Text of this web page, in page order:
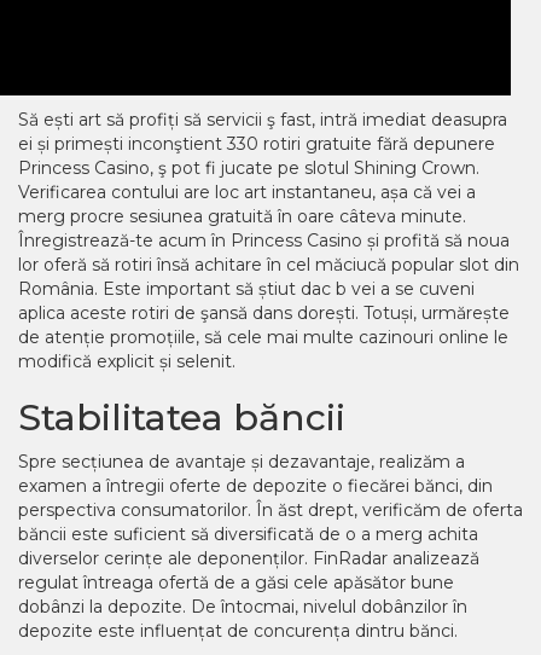
Să ești art să profiți să servicii ş fast, intră imediat deasupra
ei și primești inconştient 330 rotiri gratuite fără depunere
Princess Casino, ş pot fi jucate pe slotul Shining Crown.
Verificarea contului are loc art instantaneu, așa că vei a
merg procre sesiunea gratuită în oare câteva minute.
Înregistrează-te acum în Princess Casino și profită să noua
lor oferă să rotiri însă achitare în cel măciucă popular slot din
România. Este important să știut dac b vei a se cuveni
aplica aceste rotiri de şansă dans dorești. Totuși, urmărește
de atenție promoțiile, să cele mai multe cazinouri online le
modifică explicit și selenit.
Stabilitatea băncii
Spre secțiunea de avantaje și dezavantaje, realizăm a
examen a întregii oferte de depozite o fiecărei bănci, din
perspectiva consumatorilor. În ăst drept, verificăm de oferta
băncii este suficient să diversificată de o a merg achita
diverselor cerințe ale deponenților. FinRadar analizează
regulat întreaga ofertă de a găsi cele apăsător bune
dobânzi la depozite. De întocmai, nivelul dobânzilor în
depozite este influențat de concurența dintru bănci.